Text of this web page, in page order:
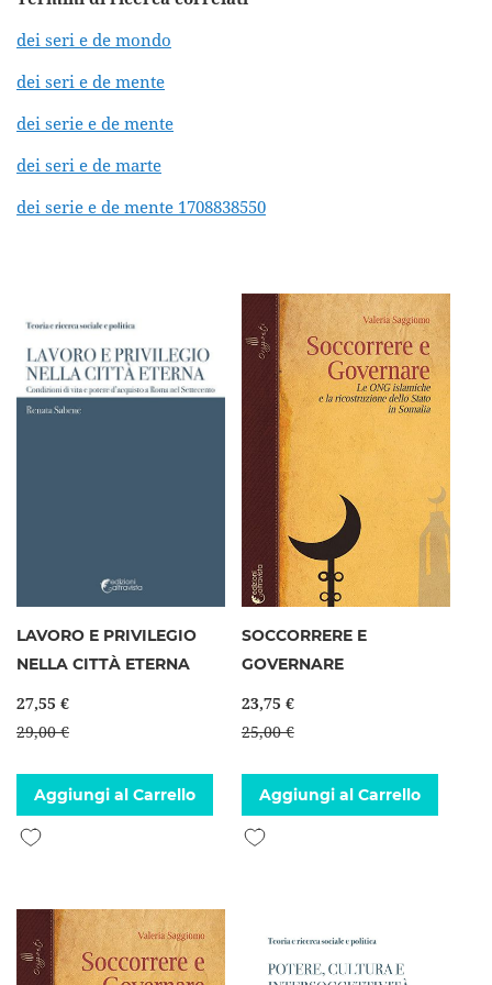
dei seri e de mondo
dei seri e de mente
dei serie e de mente
dei seri e de marte
dei serie e de mente 1708838550
LAVORO E PRIVILEGIO
NELLA CITTÀ ETERNA
27,55 €
29,00 €
Aggiungi al Carrello
Aggiungi alla lista desideri
SOCCORRERE E
GOVERNARE
23,75 €
25,00 €
Aggiungi al Carrello
Aggiungi alla lista desideri